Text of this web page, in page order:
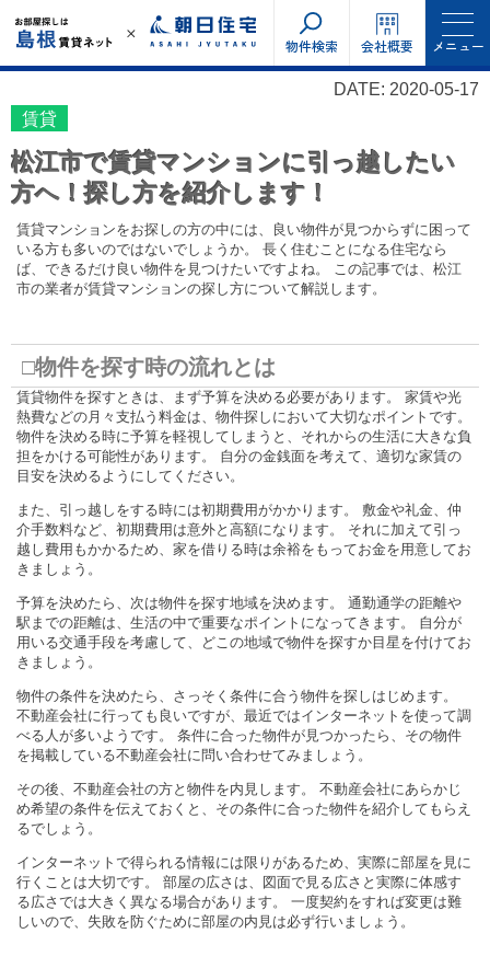
物件検索 会社概要 メニュー
DATE: 2020-05-17
賃貸
松江市で賃貸マンションに引っ越したい
方へ！探し方を紹介します！
賃貸マンションをお探しの方の中には、良い物件が見つからずに困って
いる方も多いのではないでしょうか。 長く住むことになる住宅なら
ば、できるだけ良い物件を見つけたいですよね。 この記事では、松江
市の業者が賃貸マンションの探し方について解説します。
□物件を探す時の流れとは
賃貸物件を探すときは、まず予算を決める必要があります。 家賃や光
熱費などの月々支払う料金は、物件探しにおいて大切なポイントです。
物件を決める時に予算を軽視してしまうと、それからの生活に大きな負
担をかける可能性があります。 自分の金銭面を考えて、適切な家賃の
目安を決めるようにしてください。
また、引っ越しをする時には初期費用がかかります。 敷金や礼金、仲
介手数料など、初期費用は意外と高額になります。 それに加えて引っ
越し費用もかかるため、家を借りる時は余裕をもってお金を用意してお
きましょう。
予算を決めたら、次は物件を探す地域を決めます。 通勤通学の距離や
駅までの距離は、生活の中で重要なポイントになってきます。 自分が
用いる交通手段を考慮して、どこの地域で物件を探すか目星を付けてお
きましょう。
物件の条件を決めたら、さっそく条件に合う物件を探しはじめます。
不動産会社に行っても良いですが、最近ではインターネットを使って調
べる人が多いようです。 条件に合った物件が見つかったら、その物件
を掲載している不動産会社に問い合わせてみましょう。
その後、不動産会社の方と物件を内見します。 不動産会社にあらかじ
め希望の条件を伝えておくと、その条件に合った物件を紹介してもらえ
るでしょう。
インターネットで得られる情報には限りがあるため、実際に部屋を見に
行くことは大切です。 部屋の広さは、図面で見る広さと実際に体感す
る広さでは大きく異なる場合があります。 一度契約をすれば変更は難
しいので、失敗を防ぐために部屋の内見は必ず行いましょう。